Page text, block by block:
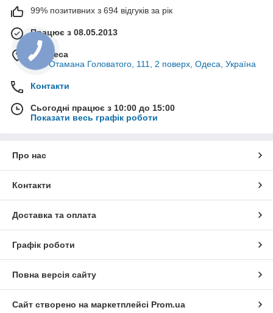
99% позитивних з 694 відгуків за рік
Працює з 08.05.2013
м. Одеса
вул. Отамана Головатого, 111, 2 поверх, Одеса, Україна
Контакти
Сьогодні працює з 10:00 до 15:00
Показати весь графік роботи
Про нас
Контакти
Доставка та оплата
Графік роботи
Повна версія сайту
Сайт створено на маркетплейсі Prom.ua